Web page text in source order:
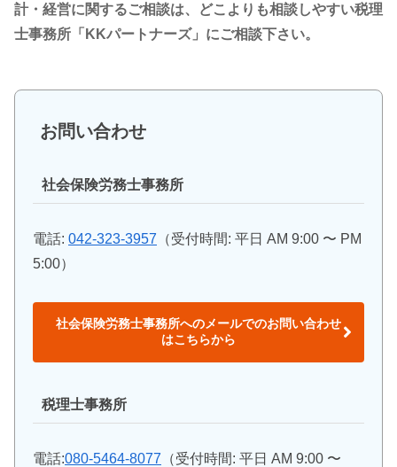
計・経営に関するご相談は、どこよりも相談しやすい税理
士事務所「KKパートナーズ」にご相談下さい。
お問い合わせ
社会保険労務士事務所
電話: 042-323-3957 （受付時間: 平日 AM 9:00 〜 PM
5:00）
社会保険労務士事務所へのメールでのお問い合わせ
はこちらから
税理士事務所
電話:080-5464-8077 （受付時間: 平日 AM 9:00 〜